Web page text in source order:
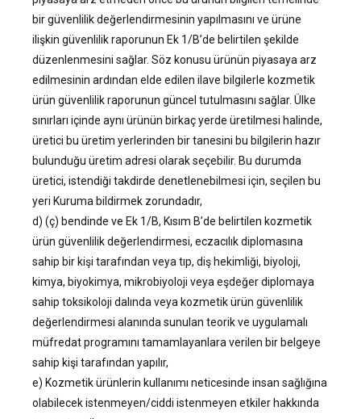
bir güvenlilik değerlendirmesinin yapılmasını ve ürüne
ilişkin güvenlilik raporunun Ek 1/B’de belirtilen şekilde
düzenlenmesini sağlar. Söz konusu ürünün piyasaya arz
edilmesinin ardından elde edilen ilave bilgilerle kozmetik
ürün güvenlilik raporunun güncel tutulmasını sağlar. Ülke
sınırları içinde aynı ürünün birkaç yerde üretilmesi halinde,
üretici bu üretim yerlerinden bir tanesini bu bilgilerin hazır
bulunduğu üretim adresi olarak seçebilir. Bu durumda
üretici, istendiği takdirde denetlenebilmesi için, seçilen bu
yeri Kuruma bildirmek zorundadır,
d) (ç) bendinde ve Ek 1/B, Kısım B’de belirtilen kozmetik
ürün güvenlilik değerlendirmesi, eczacılık diplomasına
sahip bir kişi tarafından veya tıp, diş hekimliği, biyoloji,
kimya, biyokimya, mikrobiyoloji veya eşdeğer diplomaya
sahip toksikoloji dalında veya kozmetik ürün güvenlilik
değerlendirmesi alanında sunulan teorik ve uygulamalı
müfredat programını tamamlayanlara verilen bir belgeye
sahip kişi tarafından yapılır,
e) Kozmetik ürünlerin kullanımı neticesinde insan sağlığına
olabilecek istenmeyen/ciddi istenmeyen etkiler hakkında